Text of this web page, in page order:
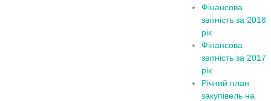
Фінансова
звітність за 2018
рік
Фінансова
звітність за 2017
рік
Річний план
закупівель на